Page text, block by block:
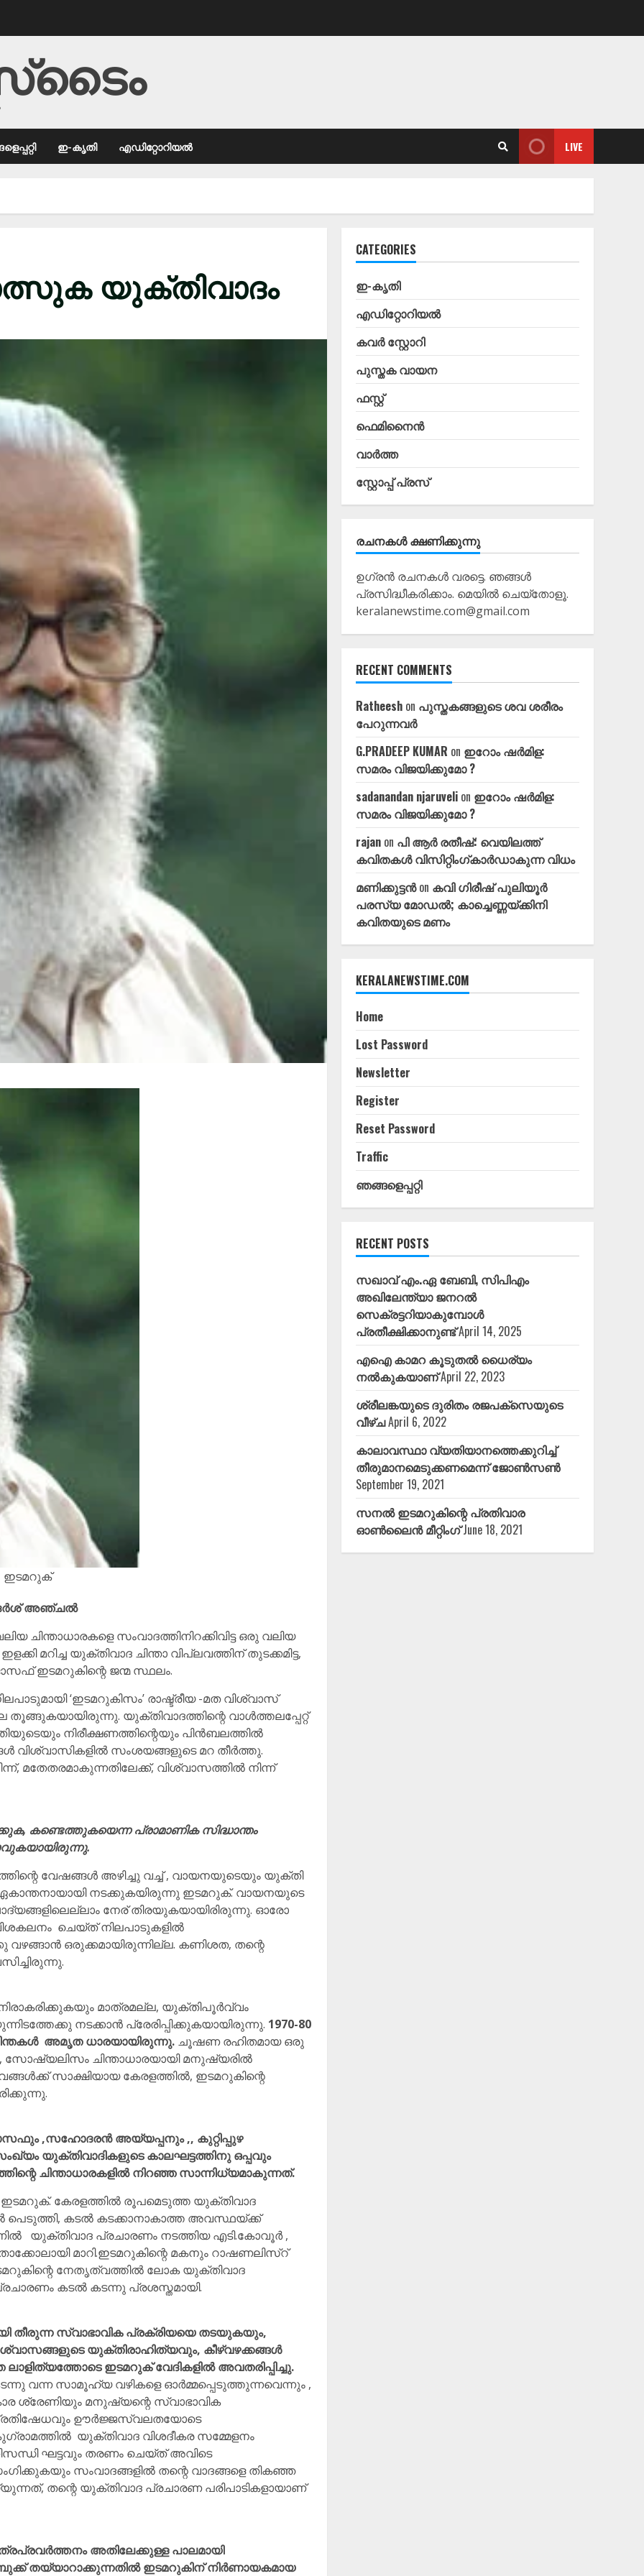
ഇ-കൃതി എഡിറ്റോറിയൽ LIVE
യുക്തിവാദം
ഇടമറുക്
അഞ്ചൽ
ചിന്താധാരകളെ സംവാദത്തിനിറക്കിവിട്ട ഒരു വലിയ
മറിച്ച യുക്തിവാദ ചിന്താ വിപ്ലവത്തിന് തുടക്കമിട്ട,
ഇടമറുകിന്റെ ജന്മ സ്ഥലം.
‘ഇടമറുകിസം’ രാഷ്ട്രീയ -മത വിശ്വാസ്
യുക്തിവാദത്തിന്റെ വാൾത്തലപ്പേറ്റ്
നിരീക്ഷണത്തിന്റെയും പിൻബലത്തിൽ
വിശ്വാസികളിൽ സംശയങ്ങളുടെ മറ തീർത്തു.
മതേതരമാകുന്നതിലേക്ക്, വിശ്വാസത്തിൽ നിന്ന്
കണ്ടെത്തുകയെന്ന പ്രാമാണിക സിദ്ധാന്തം
വേഷങ്ങൾ അഴിച്ചു വച്ച് , വായനയുടെയും യുക്തി
നടക്കുകയിരുന്നു ഇടമറുക്. വായനയുടെ
നേര് തിരയുകയായിരിരുന്നു. ഓരോ
ചെയ്ത് നിലപാടുകളിൽ
വഴങ്ങാൻ ഒരുക്കമായിരുന്നില്ല. കണിശത, തന്റെ
മാത്രമല്ല, യുക്തിപൂർവ്വം
നടക്കാൻ പ്രേരിപ്പിക്കുകയായിരുന്നു. 1970-80
അമൃത ധാരയായിരുന്നു. ചൂഷണ രഹിതമായ ഒരു
സോഷ്യലിസം ചിന്താധാരയായി മനുഷ്യരിൽ
സാക്ഷിയായ കേരളത്തിൽ, ഇടമറുകിന്റെ
,സഹോദരൻ അയ്യപ്പനും ,, കുറ്റിപ്പുഴ
യുക്തിവാദികളുടെ കാലഘട്ടത്തിനു ഒപ്പവും
ചിന്താധാരകളിൽ നിറഞ്ഞ സാന്നിധ്യമാകുന്നത്.
കേരളത്തിൽ രൂപമെടുത്ത യുക്തിവാദ
പെടുത്തി, കടൽ കടക്കാനാകാത്ത അവസ്ഥയ്ക്ക്
യുക്തിവാദ പ്രചാരണം നടത്തിയ എടി.കോവൂർ ,
മാറി.ഇടമറുകിന്റെ മകനും റാഷണലിസ്റ്
നേതൃത്വത്തിൽ ലോക യുക്തിവാദ
കടൽ കടന്നു പ്രശസ്തമായി.
തീരുന്ന സ്വാഭാവിക പ്രക്രിയയെ തടയുകയും,
യുക്തിരാഹിത്യവും, കീഴ്വഴക്കങ്ങൾ
ഇടമറുക് വേദികളിൽ അവതരിപ്പിച്ചു.
വന്ന സാമൂഹ്യ വഴികളെ ഓർമ്മപ്പെടുത്തുന്നവെന്നും ,
ശ്രേണിയും മനുഷ്യന്റെ സ്വാഭാവിക
ഊർജ്ജസ്വലതയോടെ
യുക്തിവാദ വിശദീകര സമ്മേളനം
ഘട്ടവും തരണം ചെയ്ത് അവിടെ
സംവാദങ്ങളിൽ തന്റെ വാദങ്ങളെ തികഞ്ഞ
തന്റെ യുക്തിവാദ പ്രചാരണ പരിപാടികളായാണ്
അതിലേക്കുള്ള പാലമായി
തയ്യാറാക്കുന്നതിൽ ഇടമറുകിന് നിർണായകമായ
CATEGORIES
ഇ-കൃതി
എഡിറ്റോറിയൽ
കവർ സ്റ്റോറി
പുസ്തക വായന
ഫസ്റ്റ്
ഫെമിനൈൻ
വാർത്ത
സ്റ്റോപ്പ്‌ പ്രസ്‌
രചനകൾ ക്ഷണിക്കുന്നു
ഉഗ്രൻ രചനകൾ വരട്ടെ. ഞങ്ങൾ
പ്രസിദ്ധീകരിക്കാം. മെയിൽ ചെയ്തോളൂ.
keralanewstime.com@gmail.com
RECENT COMMENTS
Ratheeshon പുസ്തകങ്ങളുടെ ശവ ശരീരം
പേറുന്നവർ
G.PRADEEP KUMAR on ഇറോം ഷർമിള:
സമരം വിജയിക്കുമോ ?
sadanandan njaruvelion ഇറോം ഷർമിള:
സമരം വിജയിക്കുമോ ?
rajanon പി ആർ രതീഷ്: വെയിലത്ത്‌
കവിതകൾ വിസിറ്റിംഗ്കാർഡാകുന്ന വിധം
മണിക്കുട്ടൻon കവി ഗിരീഷ്‌ പുലിയൂർ
പരസ്യ മോഡൽ; കാച്ചെണ്ണയ്ക്കിനി
കവിതയുടെ മണം
KERALANEWSTIME.COM
Home
Lost Password
Newsletter
Register
Reset Password
Traffic
ഞങ്ങളെപ്പറ്റി
RECENT POSTS
സഖാവ് എം.ഏ ബേബി, സിപിഎം
അഖിലേന്ത്യാ ജനറൽ
സെക്രട്ടറിയാകുമ്പോൾ
പ്രതീക്ഷിക്കാനുണ്ട്April 14, 2025
എഐ കാമറ കൂടുതൽ ധൈര്യം
നൽകുകയാണ്April 22, 2023
ശ്രീലങ്കയുടെ ദുരിതം രജപക്സെയുടെ
വീഴ്ചApril 6, 2022
കാലാവസ്ഥാ വ്യതിയാനത്തെക്കുറിച്ച്
തീരുമാനമെടുക്കണമെന്ന് ജോൺസൺ
September 19, 2021
സനൽ ഇടമറുകിന്റെ പ്രതിവാര
ഓൺലൈൻ മീറ്റിംഗ്June 18, 2021